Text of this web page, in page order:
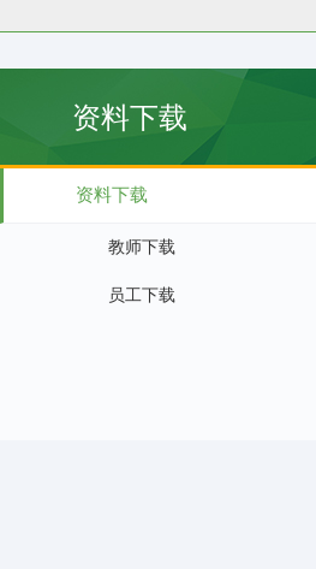
资料下载
资料下载
教师下载
员工下载